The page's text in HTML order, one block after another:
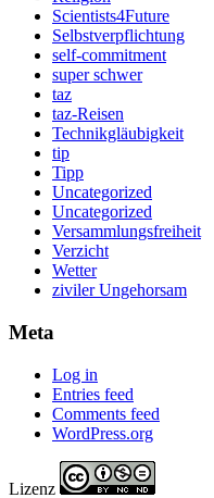
Scientists4Future
Selbstverpflichtung
self-commitment
super schwer
taz
taz-Reisen
Technikgläubigkeit
tip
Tipp
Uncategorized
Uncategorized
Versammlungsfreiheit
Verzicht
Wetter
ziviler Ungehorsam
Meta
Log in
Entries feed
Comments feed
WordPress.org
Lizenz